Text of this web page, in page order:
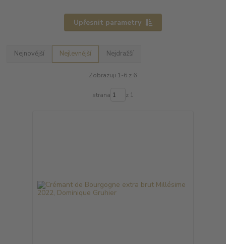
Upřesnit parametry
Nejnovější Nejlevnější Nejdražší
Zobrazuji 1-6 z 6
strana z 1